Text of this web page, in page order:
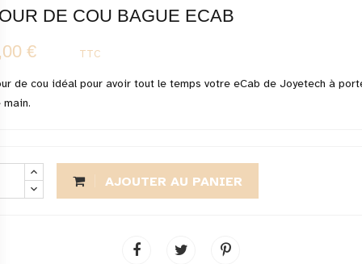
DE COU BAGUE ECAB
€
TTC
de cou idéal pour avoir tout le temps votre eCab de Joyetech à
main.
AJOUTER AU PANIER